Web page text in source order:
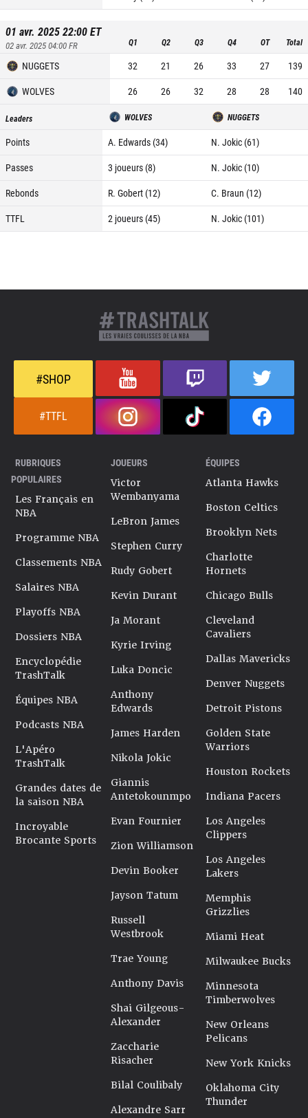
01 avr. 2025 22:00ET
02 avr. 2025 04:00FR Q1 Q2 Q3 Q4 OT Total
NUGGETS 32 21 26 33 27
139
WOLVES
26 26 32 28 28 140
Leaders WOLVES NUGGETS
Points A. Edwards (34)
N. Jokic (61)
Passes
3 joueurs (8)
N. Jokic (10)
Rebonds
R. Gobert (12)
C. Braun (12)
TTFL
2 joueurs (45) N. Jokic (101)
#SHOP
#TTFL
RUBRIQUES
POPULAIRES
Les Français en
NBA
Programme NBA
Classements NBA
Salaires NBA
Playoffs NBA
Dossiers NBA
Encyclopédie
TrashTalk
Équipes NBA
Podcasts NBA
L'Apéro
TrashTalk
Grandes dates de
la saison NBA
Incroyable
Brocante Sports
JOUEURS
Victor
Wembanyama
LeBron James
Stephen Curry
Rudy Gobert
Kevin Durant
Ja Morant
Kyrie Irving
Luka Doncic
Anthony
Edwards
James Harden
Nikola Jokic
Giannis
Antetokounmpo
Evan Fournier
Zion Williamson
Devin Booker
Jayson Tatum
Russell
Westbrook
Trae Young
Anthony Davis
Shai Gilgeous-
Alexander
Zaccharie
Risacher
Bilal Coulibaly
Alexandre Sarr
ÉQUIPES
Atlanta Hawks
Boston Celtics
Brooklyn Nets
Charlotte
Hornets
Chicago Bulls
Cleveland
Cavaliers
Dallas Mavericks
Denver Nuggets
Detroit Pistons
Golden State
Warriors
Houston Rockets
Indiana Pacers
Los Angeles
Clippers
Los Angeles
Lakers
Memphis
Grizzlies
Miami Heat
Milwaukee Bucks
Minnesota
Timberwolves
New Orleans
Pelicans
New York Knicks
Oklahoma City
Thunder